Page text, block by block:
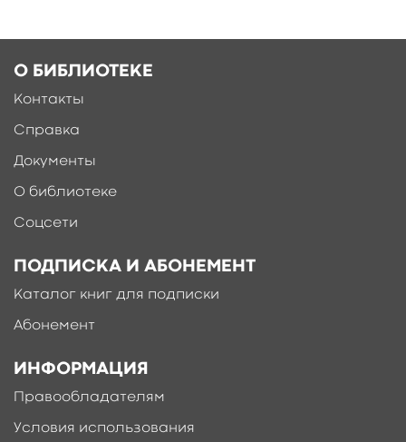
О БИБЛИОТЕКЕ
Контакты
Справка
Документы
О библиотеке
Соцсети
ПОДПИСКА И АБОНЕМЕНТ
Каталог книг для подписки
Абонемент
ИНФОРМАЦИЯ
Правообладателям
Условия использования